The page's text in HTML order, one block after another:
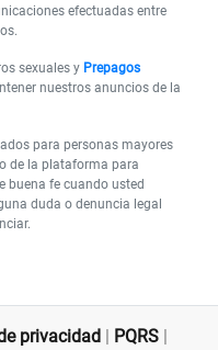
efectuadas entre
sexuales y Prepagos
nuestros anuncios de la
para personas mayores
de la plataforma para
buena fe cuando usted
duda o denuncia legal
privacidad | PQRS |